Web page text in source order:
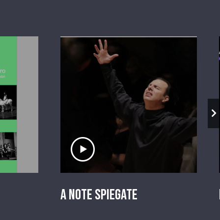
Ascolta il servizio
A Note Spiegate